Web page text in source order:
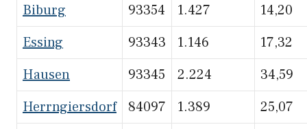
Biburg
93354 1.427
14,20
Essing
93343 1.146
17,32
Hausen
93345 2.224
34,59
Herrngiersdorf
84097 1.389
25,07